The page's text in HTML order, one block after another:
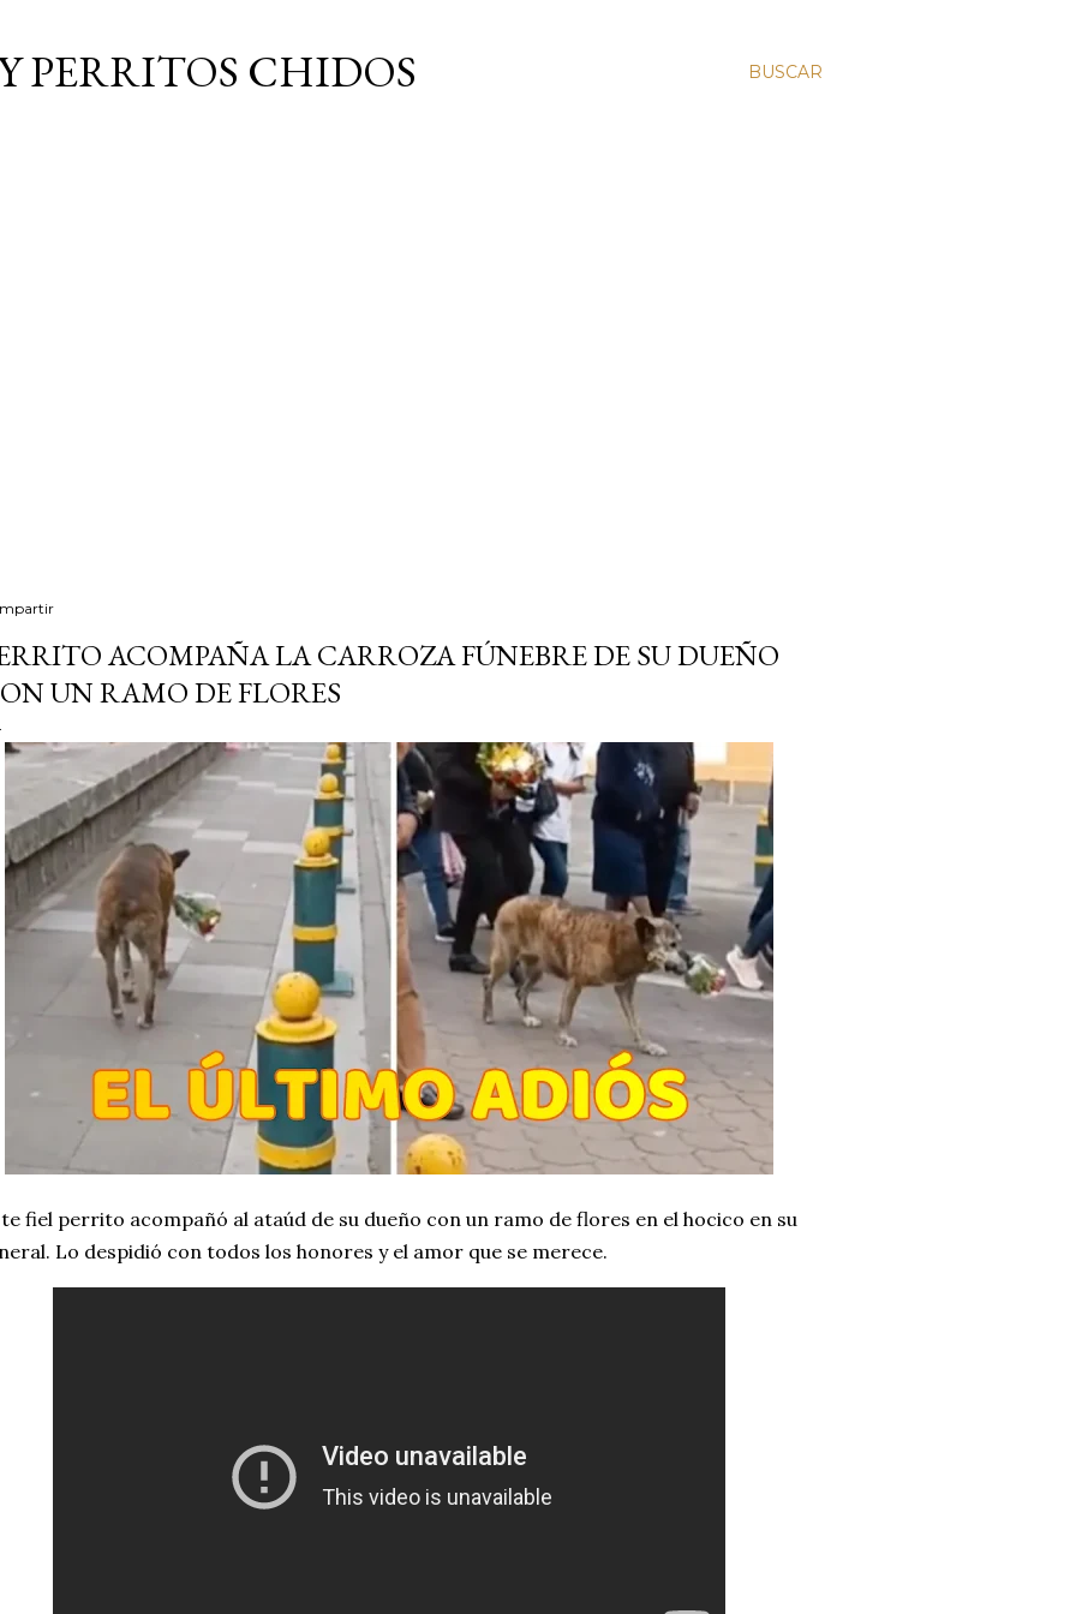
BUSCAR
PERRITOS CHIDOS
ACOMPAÑA LA CARROZA FÚNEBRE DE SU DUEÑO
UN RAMO DE FLORES
fiel perrito acompañó al ataúd de su dueño con un ramo de flores en el hocico en su
Lo despidió con todos los honores y el amor que se merece.